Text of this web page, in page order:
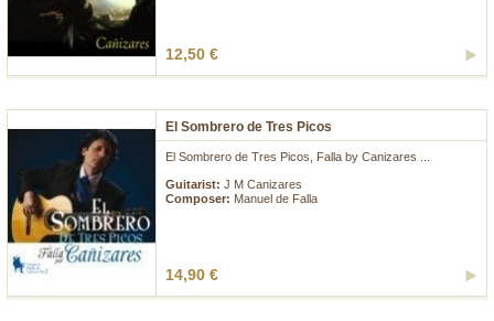
12,50 €
El Sombrero de Tres Picos
El Sombrero de Tres Picos, Falla by Canizares ...
Guitarist: J M Canizares
Composer: Manuel de Falla
14,90 €